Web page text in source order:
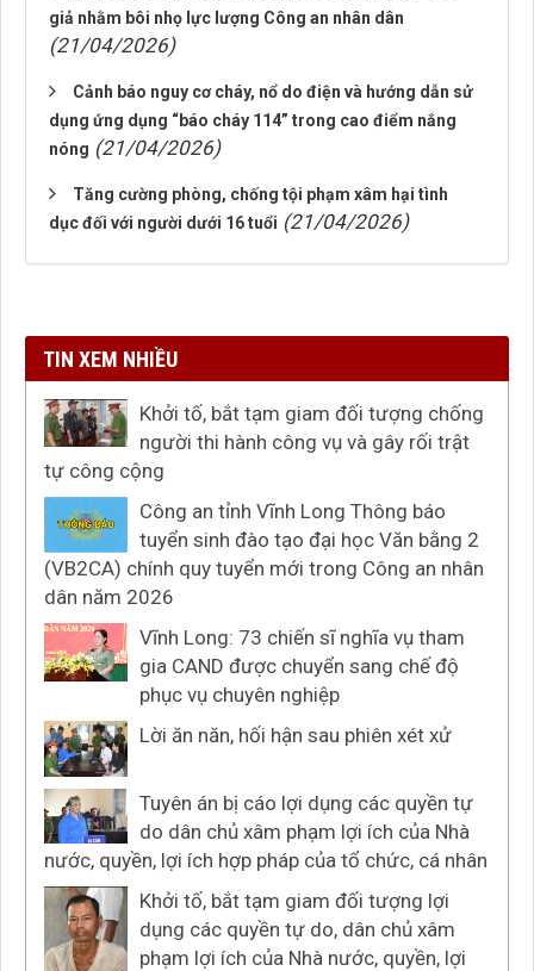
giả nhằm bôi nhọ lực lượng Công an nhân dân
(21/04/2026)
Cảnh báo nguy cơ cháy, nổ do điện và hướng dẫn sử
dụng ứng dụng “báo cháy 114” trong cao điểm nắng
nóng (21/04/2026)
Tăng cường phòng, chống tội phạm xâm hại tình
dục đối với người dưới 16 tuổi (21/04/2026)
TIN XEM NHIỀU
Khởi tố, bắt tạm giam đối tượng chống
người thi hành công vụ và gây rối trật
tự công cộng
Công an tỉnh Vĩnh Long Thông báo
tuyển sinh đào tạo đại học Văn bằng 2
(VB2CA) chính quy tuyển mới trong Công an nhân
dân năm 2026
Vĩnh Long: 73 chiến sĩ nghĩa vụ tham
gia CAND được chuyển sang chế độ
phục vụ chuyên nghiệp
Lời ăn năn, hối hận sau phiên xét xử
Tuyên án bị cáo lợi dụng các quyền tự
do dân chủ xâm phạm lợi ích của Nhà
nước, quyền, lợi ích hợp pháp của tổ chức, cá nhân
Khởi tố, bắt tạm giam đối tượng lợi
dụng các quyền tự do, dân chủ xâm
phạm lợi ích của Nhà nước, quyền, lợi